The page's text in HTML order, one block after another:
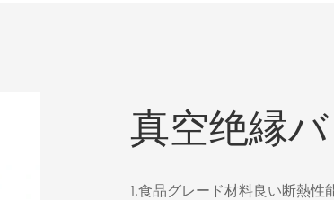
真空绝縁
1.食品グレード材料良い断熱性